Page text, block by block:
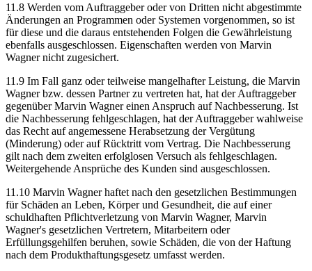
11.8 Werden vom Auftraggeber oder von Dritten nicht abgestimmte
Änderungen an Programmen oder Systemen vorgenommen, so ist
für diese und die daraus entstehenden Folgen die Gewährleistung
ebenfalls ausgeschlossen. Eigenschaften werden von Marvin
Wagner nicht zugesichert.
11.9 Im Fall ganz oder teilweise mangelhafter Leistung, die Marvin
Wagner bzw. dessen Partner zu vertreten hat, hat der Auftraggeber
gegenüber Marvin Wagner einen Anspruch auf Nachbesserung. Ist
die Nachbesserung fehlgeschlagen, hat der Auftraggeber wahlweise
das Recht auf angemessene Herabsetzung der Vergütung
(Minderung) oder auf Rücktritt vom Vertrag. Die Nachbesserung
gilt nach dem zweiten erfolglosen Versuch als fehlgeschlagen.
Weitergehende Ansprüche des Kunden sind ausgeschlossen.
11.10 Marvin Wagner haftet nach den gesetzlichen Bestimmungen
für Schäden an Leben, Körper und Gesundheit, die auf einer
schuldhaften Pflichtverletzung von Marvin Wagner, Marvin
Wagner's gesetzlichen Vertretern, Mitarbeitern oder
Erfüllungsgehilfen beruhen, sowie Schäden, die von der Haftung
nach dem Produkthaftungsgesetz umfasst werden.